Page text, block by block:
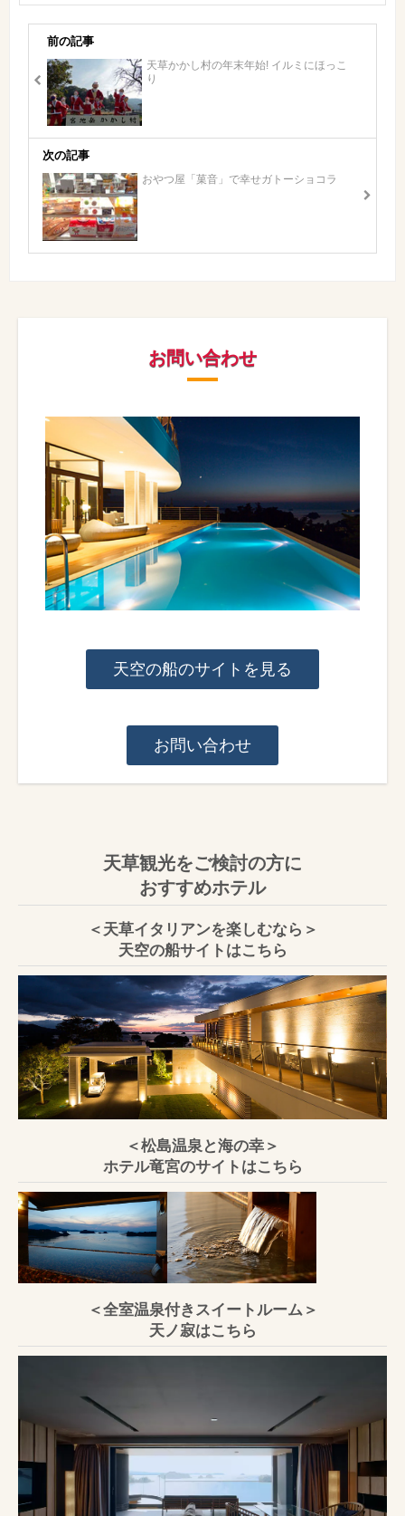
前の記事
天草かかし村の年末年始! イルミにほっこ
り
次の記事
おやつ屋「菓音」で幸せガトーショコラ
お問い合わせ
天空の船のサイトを見る
お問い合わせ
天草観光をご検討の方に
おすすめホテル
＜天草イタリアンを楽しむなら＞
天空の船サイトはこちら
＜松島温泉と海の幸＞
ホテル竜宮のサイトはこちら
＜全室温泉付きスイートルーム＞
天ノ寂はこちら